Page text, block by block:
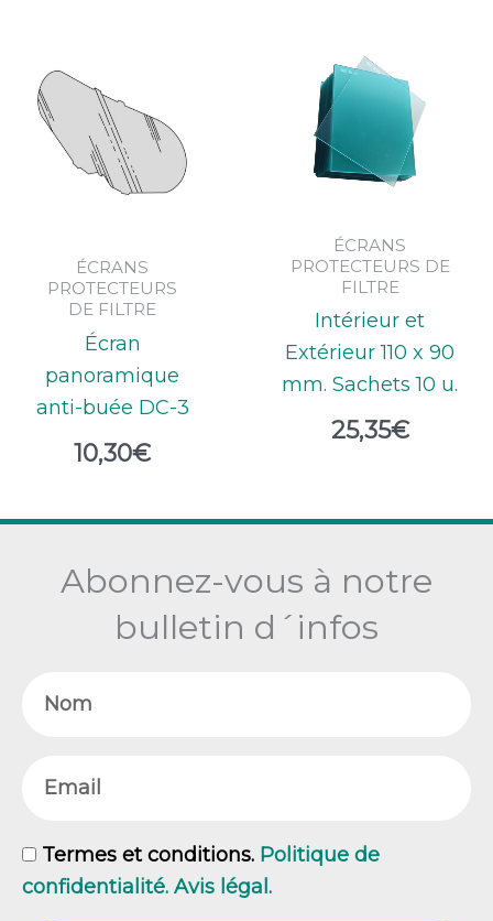
ÉCRANS
PROTECTEURS
DE FILTRE
Écran
panoramique
anti-buée DC-3
10,30€
ÉCRANS
PROTECTEURS DE
FILTRE
Intérieur et
Extérieur 110 x 90
mm. Sachets 10 u.
25,35€
Abonnez-vous à notre
bulletin d´infos
GDPR
Termes et conditions. Politique de
confidentialité. Avis légal.